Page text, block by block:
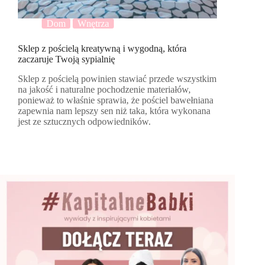
Dom Wnętrza
Sklep z pościelą kreatywną i wygodną, która
zaczaruje Twoją sypialnię
Sklep z pościelą powinien stawiać przede wszystkim
na jakość i naturalne pochodzenie materiałów,
ponieważ to właśnie sprawia, że pościel bawełniana
zapewnia nam lepszy sen niż taka, która wykonana
jest ze sztucznych odpowiedników.